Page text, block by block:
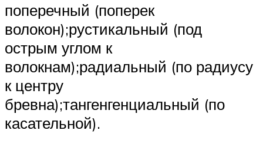
поперечный (поперек
волокон);рустикальный (под
острым углом к
волокнам);радиальный (по радиусу
к центру
бревна);тангенгенциальный (по
касательной).